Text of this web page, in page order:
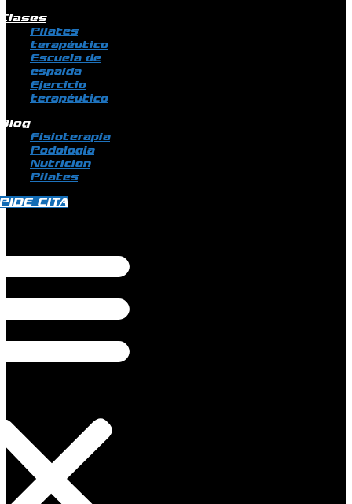
Pilates
terapéutico
Escuela de
espalda
Ejercicio
terapéutico
Fisioterapia
Podologia
Nutricion
Pilates
CITA